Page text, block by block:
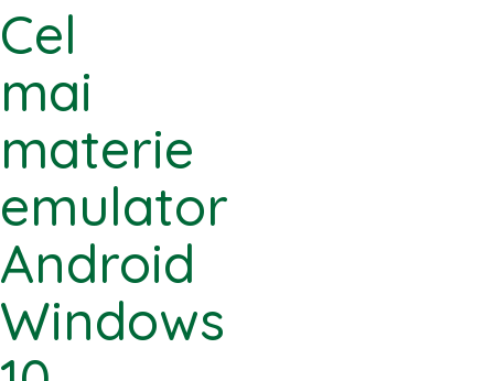
Cel
mai
materie
emulator
Android
Windows